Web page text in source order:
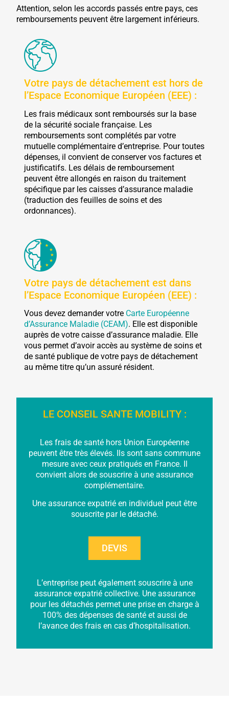
Attention, selon les accords passés entre pays, ces
remboursements peuvent être largement inférieurs.
Votre pays de détachement est hors de
l’Espace Economique Européen (EEE) :
Les frais médicaux sont remboursés sur la base
de la sécurité sociale française. Les
remboursements sont complétés par votre
mutuelle complémentaire d’entreprise. Pour toutes
dépenses, il convient de conserver vos factures et
justificatifs. Les délais de remboursement
peuvent être allongés en raison du traitement
spécifique par les caisses d’assurance maladie
(traduction des feuilles de soins et des
ordonnances).
Votre pays de détachement est dans
l’Espace Economique Européen (EEE) :
Vous devez demander votre Carte Européenne
d’Assurance Maladie (CEAM). Elle est disponible
auprès de votre caisse d’assurance maladie. Elle
vous permet d’avoir accès au système de soins et
de santé publique de votre pays de détachement
au même titre qu’un assuré résident.
LE CONSEIL SANTE MOBILITY :
Les frais de santé hors Union Européenne
peuvent être très élevés. Ils sont sans commune
mesure avec ceux pratiqués en France. Il
convient alors de souscrire à une assurance
complémentaire.
Une assurance expatrié en individuel peut être
souscrite par le détaché.
DEVIS
L’entreprise peut également souscrire à une
assurance expatrié collective. Une assurance
pour les détachés permet une prise en charge à
100% des dépenses de santé et aussi de
l’avance des frais en cas d’hospitalisation.